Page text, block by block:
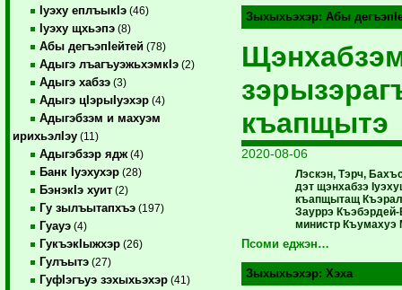
Iуэху еплъыкIэ (46)
Iуэху щхьэпэ (8)
Абы дегъэпIейтей (78)
Адыгэ лъагъуэжьхэмкIэ (2)
Адыгэ хабзэ (3)
Адыгэ цIэрыIуэхэр (4)
Адыгэбзэм и махуэм
ирихьэлIэу (11)
Адыгэбзэр ядж (4)
Банк Iуэхухэр (28)
БэнэкIэ хуит (2)
Гу зылъытапхъэ (197)
Гуауэ (4)
ГукъэкIыжхэр (26)
Гулъытэ (27)
ГуфIэгъуэ зэхыхьэхэр (41)
Зыхыхьэхэр: Абы
къапщытэ
2020-08-06
Лэскэн, Тэрч,
дэт щэнхабзэ
къапщытащ Къэрал
Зауррэ
министр Къумахуэ
Псоми еджэн…
Зыхыхьэхэр: Хэха